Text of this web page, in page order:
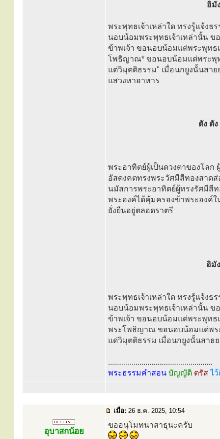
อิมั
พระพุทธเจ้าเหล่าใด ทรงรู้แจ้งธ
นอบน้อมพระพุทธเจ้าเหล่านั้น ข
ข้าพเจ้า ขอนอบน้อมแต่พระพุท
โพธิญาณ* ขอนอบน้อมแต่พระพุ
แต่วิมุตติธรรม" เมื่อนกยูงนั้นสา
แสวงหาอาหาร
ตัง ตั
พระอาทิตย์ผู้เป็นดวงตาของโลก
อัสดงคตทรงพระวัศมีสีทองสาดส่
นมัสการพระอาทิตย์ผู้ทรงรัศมีสี
พระองค์ได้คุ้มครองข้าพระองค์
ยั่งยืนอยู่ตลอดราตรี
อิมั
พระพุทธเจ้าเหล่าใด ทรงรู้แจ้งธ
นอบน้อมพระพุทธเจ้าเหล่านั้น ข
ข้าพเจ้า ขอนอบน้อมแด่พระพุทธ
พระโพธิญาณ ขอนอบน้อมแด่พร
แด่วิมุตติธรรม เมื่อนกยูงนั้นสาธ
.....................................................
พระธรรมคำสอน บัญญัติ ตรัสไ
เมื่อ: 26 ธ.ค. 2025, 10:54
อุบาสกน้อย
ขออนุโมทนาสาธุนะครับ